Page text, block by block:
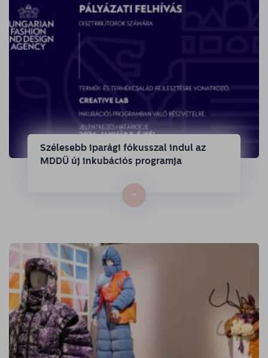
Szélesebb iparági fókusszal indul az
MDDÜ új inkubációs programja
→